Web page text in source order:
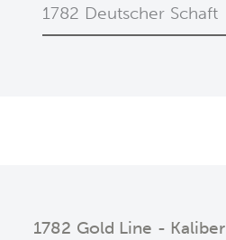
1782 Deutscher Schaft
1782 Gold Line - Kaliber